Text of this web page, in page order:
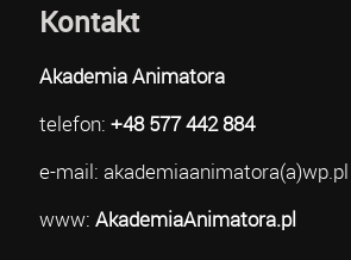
Kontakt
Akademia Animatora
telefon: +48 577 442 884
e-mail: akademiaanimatora(a)wp.pl
www: AkademiaAnimatora.pl